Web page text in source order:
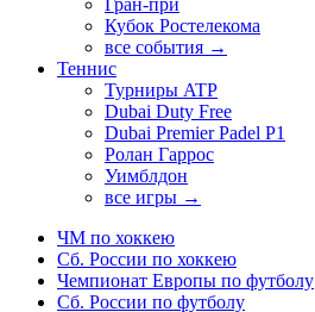
Гран-при
Кубок Ростелекома
все события →
Теннис
Турниры ATP
Dubai Duty Free
Dubai Premier Padel P1
Ролан Гаррос
Уимблдон
все игры →
ЧМ по хоккею
Сб. России по хоккею
Чемпионат Европы по футболу
Сб. России по футболу